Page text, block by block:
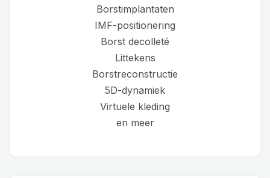
Borstimplantaten
IMF-positionering
Borst decolleté
Littekens
Borstreconstructie
5D-dynamiek
Virtuele kleding
en meer